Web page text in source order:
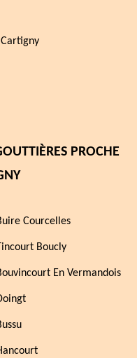
PROCHE
Courcelles
Boucly
En Vermandois